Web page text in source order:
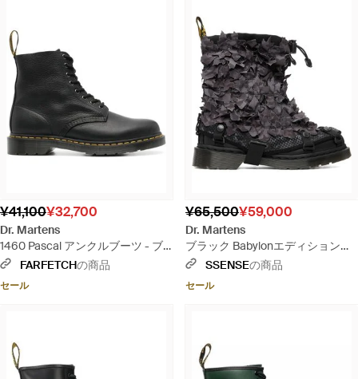
¥41,100¥32,700
Dr. Martens
1460 Pascal アンクルブーツ - ブ
ラックFARFETCHの商品
セール
¥65,500¥59,000
Dr. Martens
ブラック Babylonエディション
1460 Pascal Gaitor ブーツ
SSENSEの商品
セール